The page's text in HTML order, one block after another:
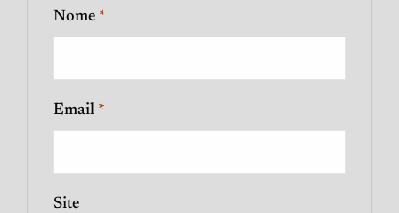
Nome *
Email *
Site